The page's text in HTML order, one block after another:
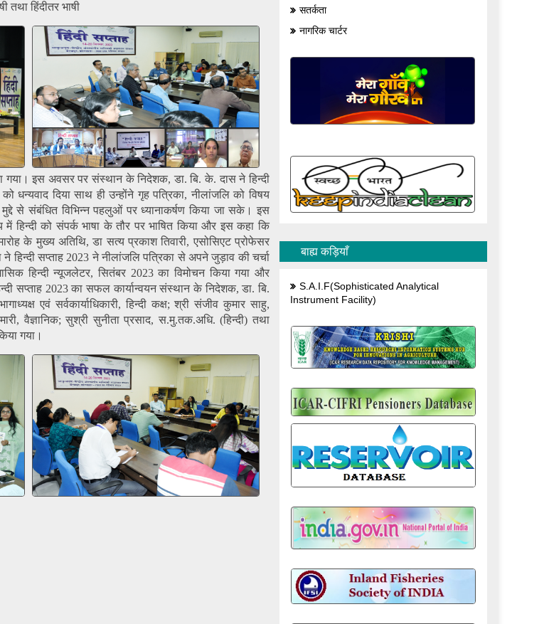
तथा हिंदीतर भाषी
गया। इस अवसर पर संस्थान के निदेशक, डा. बि. के. दास ने हिन्दी
दिया साथ ही उन्होंने गृह पत्रिका, नीलांजलि को विषय
मुद्दे से संबंधित विभिन्न पहलुओं पर ध्यानाकर्षण किया जा सके। इस
हिन्दी को संपर्क भाषा के तौर पर भाषित किया और इस कहा कि
के मुख्य अतिथि, डा सत्य प्रकाश तिवारी, एसोसिएट प्रोफेसर
हिन्दी सप्ताह 2023 ने नीलांजलि पत्रिका से अपने जुड़ाव की चर्चा
हिन्दी न्यूजलेटर, सितंबर 2023 का विमोचन किया गया और
सप्ताह 2023 का सफल कार्यान्वयन संस्थान के निदेशक, डा. बि.
एवं सर्वकार्याधिकारी, हिन्दी कक्ष; श्री संजीव कुमार साहु,
वैज्ञानिक; सुश्री सुनीता प्रसाद, स.मु.तक.अधि. (हिन्दी) तथा
गया।
सतर्कता
नागरिक चार्टर
बाह्य कड़ियाँ
S.A.I.F(Sophisticated Analytical
Instrument Facility)